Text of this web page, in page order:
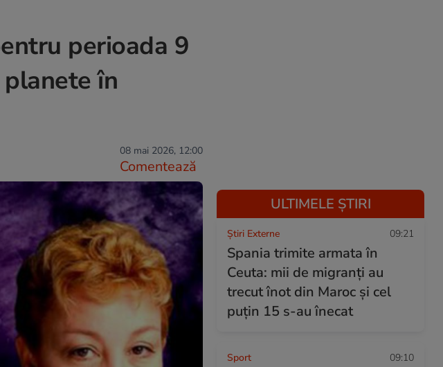
perioada 9
în
08 mai 2026, 12:00
Comentează
ULTIMELE ȘTIRI
Știri Externe 09:21
Spania trimite armata în
Ceuta: mii de migranți au
trecut înot din Maroc și cel
puțin 15 s-au înecat
Sport 09:10